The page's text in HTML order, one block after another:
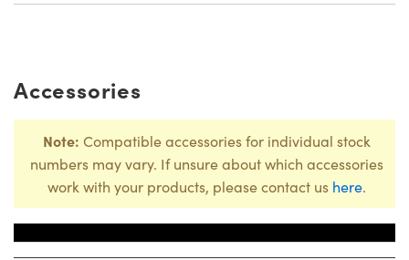
Accessories
Note: Compatible accessories for individual stock
numbers may vary. If unsure about which accessories
work with your products, please contact us here.